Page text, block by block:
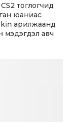
тоглогчид
юаниас
арилжаанд
мэдэгдэл авч